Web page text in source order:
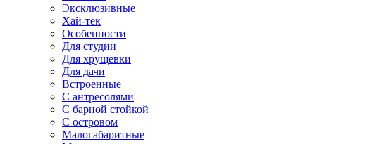
Эксклюзивные
Хай-тек
Особенности
Для студии
Для хрущевки
Для дачи
Встроенные
С антресолями
С барной стойкой
С островом
Малогабаритные